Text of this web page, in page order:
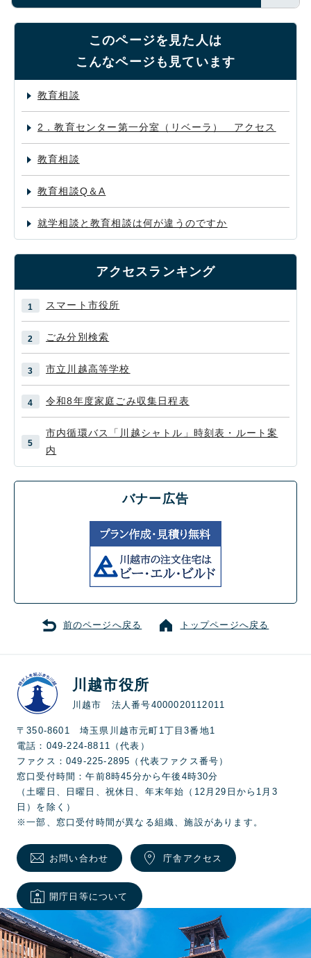
このページを見た人は
こんなページも見ています
教育相談
2．教育センター第一分室（リベーラ） アクセス
教育相談
教育相談Q＆A
就学相談と教育相談は何が違うのですか
アクセスランキング
スマート市役所
ごみ分別検索
市立川越高等学校
令和8年度家庭ごみ収集日程表
市内循環バス「川越シャトル」時刻表・ルート案
内
バナー広告
前のページへ戻る トップページへ戻る
川越市役所
川越市 法人番号4000020112011
〒350-8601 埼玉県川越市元町1丁目3番地1
電話：049-224-8811（代表）
ファクス：049-225-2895（代表ファクス番号）
窓口受付時間：午前8時45分から午後4時30分
（土曜日、日曜日、祝休日、年末年始（12月29日から1月3
日）を除く）
※一部、窓口受付時間が異なる組織、施設があります。
お問い合わせ 庁舎アクセス
開庁日等について